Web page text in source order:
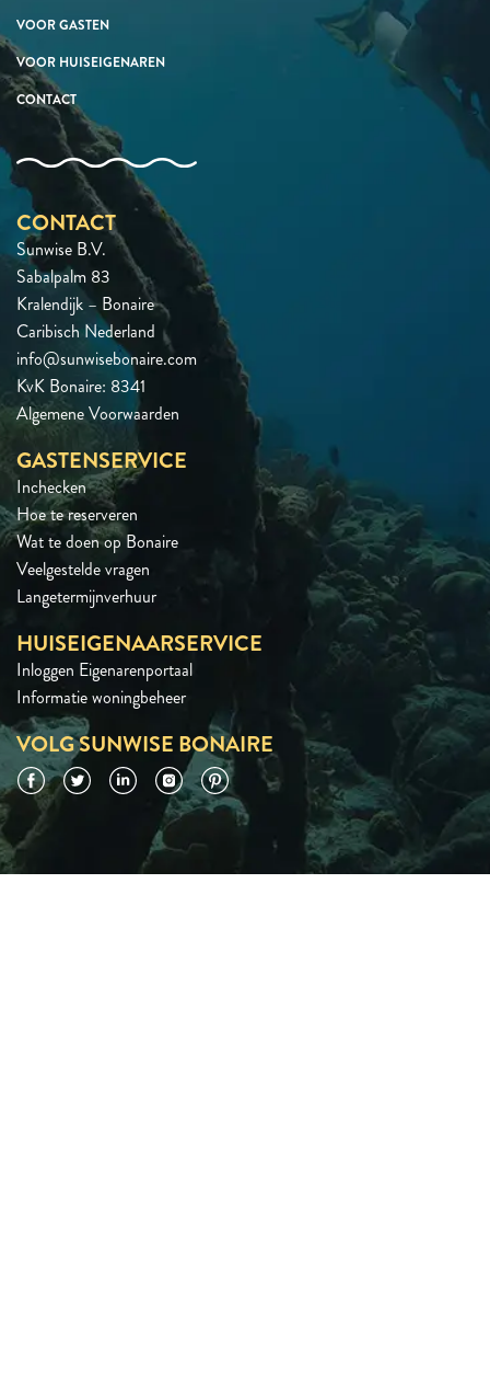
VOOR GASTEN
VOOR HUISEIGENAREN
CONTACT
CONTACT
Sunwise B.V.
Sabalpalm 83
Kralendijk – Bonaire
Caribisch Nederland
info@sunwisebonaire.com
KvK Bonaire: 8341
Algemene Voorwaarden
GASTENSERVICE
Inchecken
Hoe te reserveren
Wat te doen op Bonaire
Veelgestelde vragen
Langetermijnverhuur
HUISEIGENAARSERVICE
Inloggen Eigenarenportaal
Informatie woningbeheer
VOLG SUNWISE BONAIRE